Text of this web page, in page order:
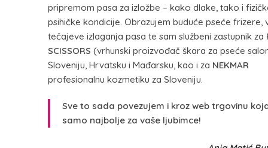
pripremom pasa za izložbe – kako dlake, tako i
psihičke kondicije. Obrazujem buduće pseće frizere,
tečajeve izlaganja pasa te sam službeni zastupnik za
SCISSORS (vrhunski proizvođač škara za pseće
Sloveniju, Hrvatsku i Mađarsku, kao i za NEKMAR
profesionalnu kozmetiku za Sloveniju.
Sve to sada povezujem i kroz web trgovinu
samo najbolje za vaše ljubimce!